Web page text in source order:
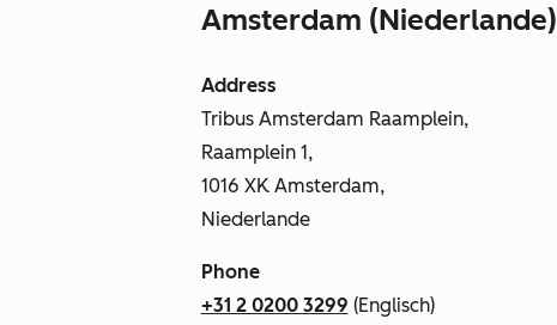
Amsterdam (Niederlande)
Address
Tribus Amsterdam Raamplein,
Raamplein 1,
1016 XK Amsterdam,
Niederlande
Phone
+31 2 0200 3299 (Englisch)